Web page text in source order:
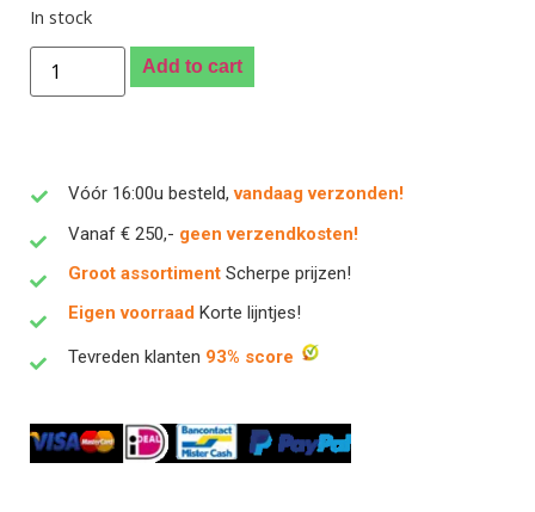
In stock
Add to cart
Vóór 16:00u besteld,vandaag verzonden!
Vanaf € 250,- geen verzendkosten!
Groot assortiment Scherpe prijzen!
Eigen voorraad Korte lijntjes!
Tevreden klanten 93% score